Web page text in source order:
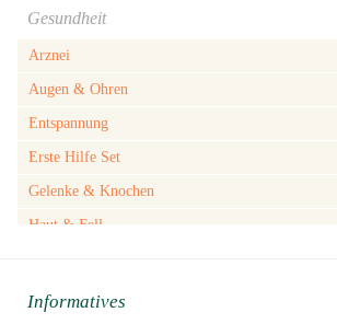
Katzenhöhlen
Kratzbäume
Trockenfutter
Senior Katzenfutter
Katzentabs
Gesundheit
Arznei
Augen & Ohren
Entspannung
Erste Hilfe Set
Gelenke & Knochen
Haut & Fell
Magan & Darm
Informatives